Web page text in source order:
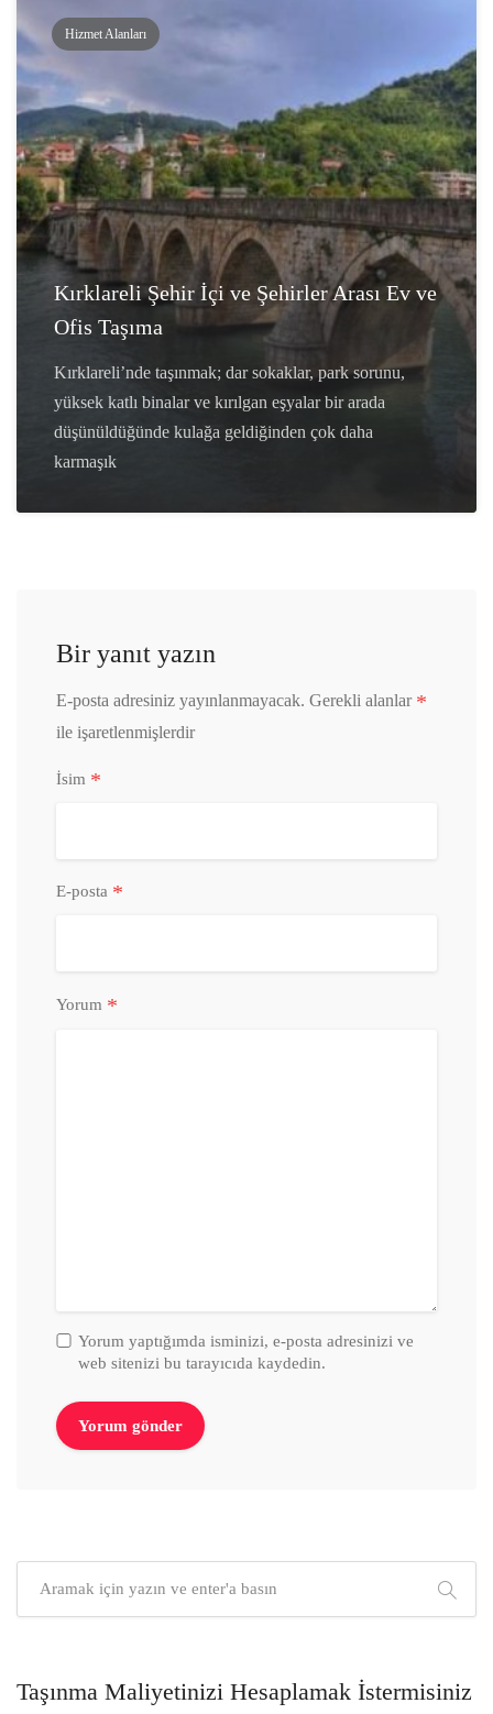
Hizmet Alanları
Kırklareli Şehir İçi ve Şehirler Arası Ev ve
Ofis Taşıma
Kırklareli’nde taşınmak; dar sokaklar, park sorunu,
yüksek katlı binalar ve kırılgan eşyalar bir arada
düşünüldüğünde kulağa geldiğinden çok daha
karmaşık
Bir yanıt yazın
E-posta adresiniz yayınlanmayacak. Gerekli alanlar *
ile işaretlenmişlerdir
İsim *
E-posta *
Yorum *
Yorum yaptığımda isminizi, e-posta adresinizi ve
web sitenizi bu tarayıcıda kaydedin.
Taşınma Maliyetinizi Hesaplamak İstermisiniz